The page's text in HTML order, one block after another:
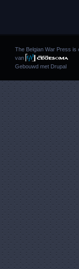
The Belgian War Press is
van
Gebouwd met Drupal